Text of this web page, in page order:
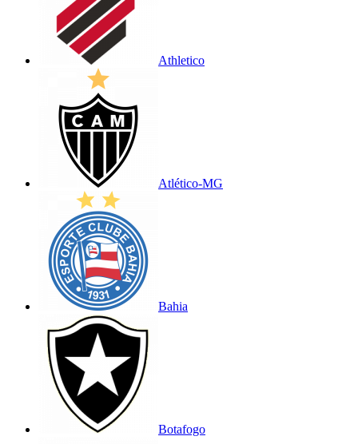
Athletico
Atlético-MG
Bahia
Botafogo